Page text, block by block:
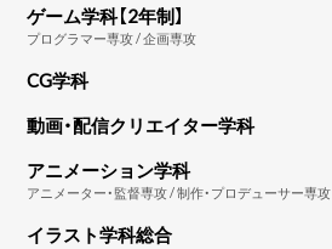
ゲーム学科【2年制】
プログラマー専攻 / 企画専攻
CG学科
動画・配信クリエイター学科
アニメーション学科
アニメーター・監督専攻 / 制作・プロデューサー専攻
イラスト学科総合